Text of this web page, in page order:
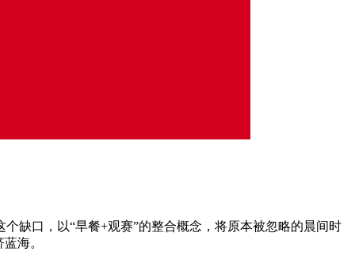
缺口，以“早餐+观赛”的整合概念，将原本被忽略的晨间时
海。